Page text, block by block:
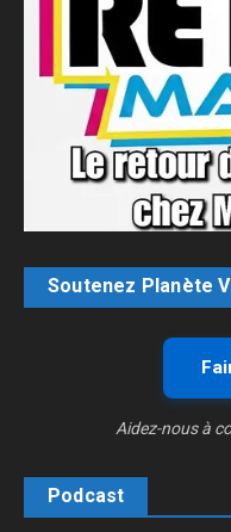
Soutenez Planète
Aidez-nous à
Podcast